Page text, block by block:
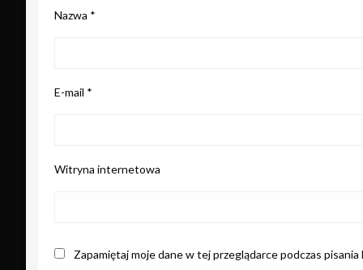
Nazwa *
E-mail *
Witryna internetowa
Zapamiętaj moje dane w tej przeglądarce podczas